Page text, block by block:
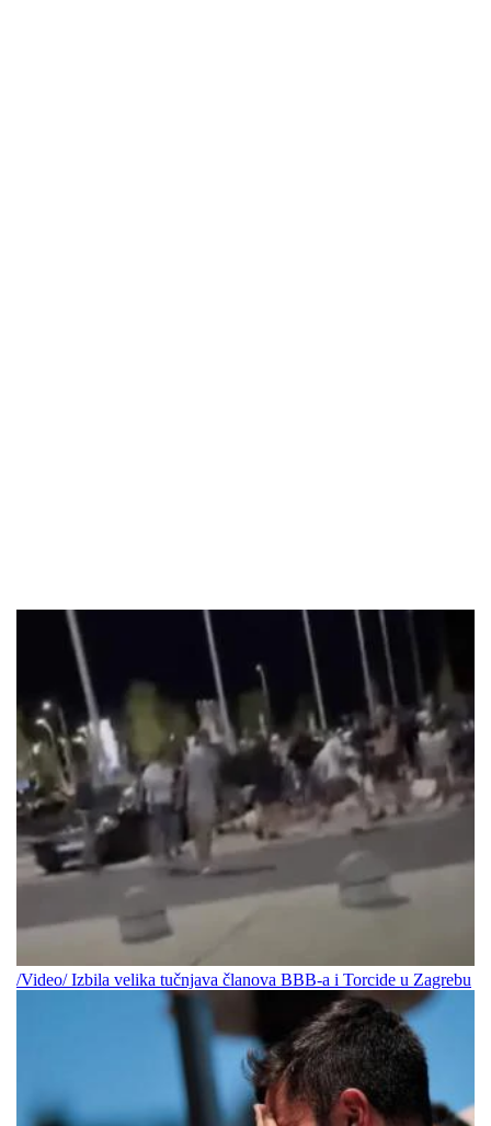
/Video/ Izbila velika tučnjava članova BBB-a i Torcide u Zagrebu